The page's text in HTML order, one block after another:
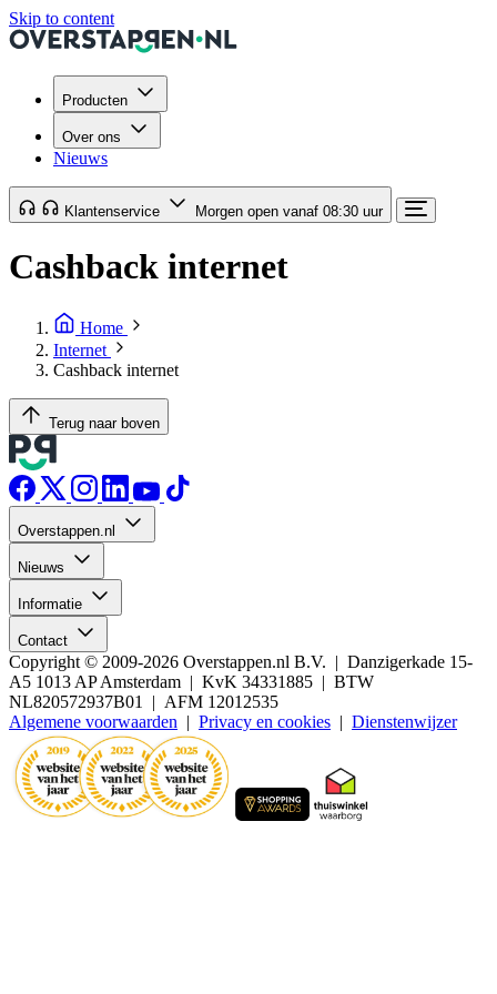
Skip to content
Producten
Over ons
Nieuws
Klantenservice Morgen open vanaf 08:30 uur
Cashback internet
Home
Internet
Cashback internet
Terug naar boven
Overstappen.nl
Nieuws
Informatie
Contact
Copyright © 2009-2026 Overstappen.nl B.V. | Danzigerkade 15-
A5 1013 AP Amsterdam | KvK 34331885 | BTW
NL820572937B01 | AFM 12012535
Algemene voorwaarden | Privacy en cookies | Dienstenwijzer